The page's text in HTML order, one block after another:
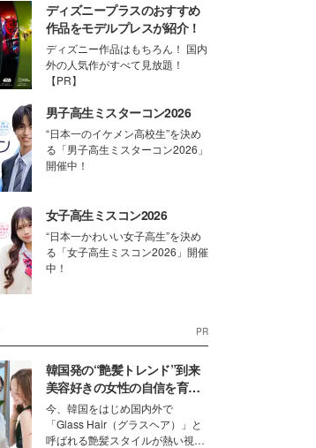
ディズニープラスのおすすめ
作品をモデルプレスが紹介！
ディズニー作品はもちろん！ 国内
外の人気作がすべて見放題！
【PR】
男子高生ミスターコン2026
“日本一のイケメン高校生”を決め
る「男子高生ミスターコン2026」
開催中！
女子高生ミスコン2026
“日本一かわいい女子高生”を決め
る「女子高生ミスコン2026」開催
中！
PR
韓国発の“艶髪トレンド”到来
美容好きの女性の自信を育む
「ヘアケア事情」って？
今、韓国をはじめ国内外で
「Glass Hair（グラスヘア）」と
呼ばれる艶髪スタイルが熱い視線